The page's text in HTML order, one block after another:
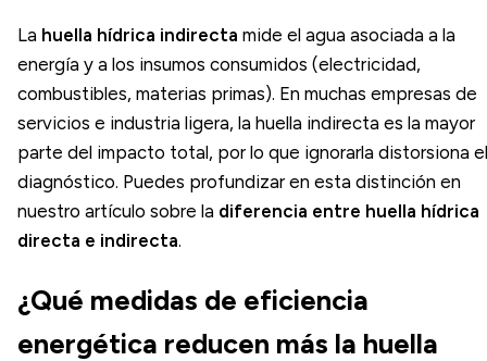
La huella hídrica indirecta mide el agua asociada a la
energía y a los insumos consumidos (electricidad,
combustibles, materias primas). En muchas empresas de
servicios e industria ligera, la huella indirecta es la mayor
parte del impacto total, por lo que ignorarla distorsiona el
diagnóstico. Puedes profundizar en esta distinción en
nuestro artículo sobre la diferencia entre huella hídrica
directa e indirecta.
¿Qué medidas de eficiencia
energética reducen más la huella